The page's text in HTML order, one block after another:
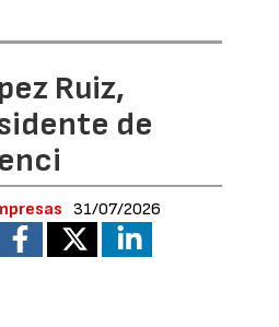
Ruiz,
de
31/07/2026